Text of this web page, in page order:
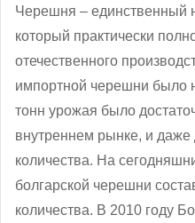
Черешня – единственный
который практически
отечественного
импортной черешни было
тонн урожая было
внутреннем рынке, и даже
количества. На
болгарской черешни
количества. В 2010 году